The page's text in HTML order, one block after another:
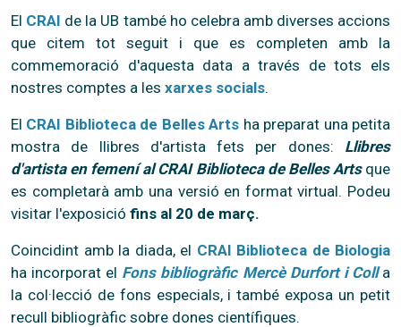
El CRAI de la UB també ho celebra amb diverses accions
que citem tot seguit i que es completen amb la
commemoració d'aquesta data a través de tots els
nostres comptes a les xarxes socials.
El CRAI Biblioteca de Belles Arts ha preparat una petita
mostra de llibres d'artista fets per dones: Llibres
d'artista en femení al CRAI Biblioteca de Belles Artsque
es completarà amb una versió en format virtual. Podeu
visitar l'exposició fins al 20 de març.
Coincidint amb la diada, el CRAI Biblioteca de Biologia
ha incorporat el Fons bibliogràfic Mercè Durfort i Colla
la col·lecció de fons especials, i també exposa un petit
recull bibliogràfic sobre dones científiques.